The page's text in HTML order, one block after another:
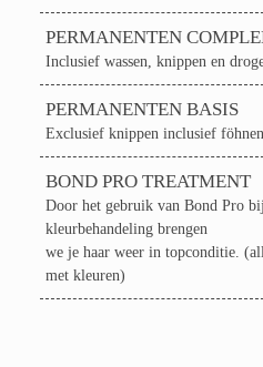
PERMANENTEN
Inclusief wassen, knippen en
PERMANENTEN BASIS
Exclusief knippen inclusief
BOND PRO TREATMENT
Door het gebruik van Bond Pro
kleurbehandeling brengen
we je haar weer in topconditie.
met kleuren)